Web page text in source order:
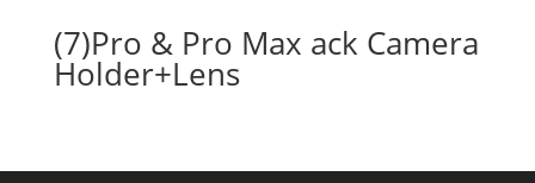
(7)Pro & Pro Max ack Camera
Holder+Lens